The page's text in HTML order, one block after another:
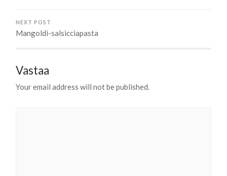
NEXT POST
Mangoldi-salsicciapasta
Vastaa
Your email address will not be published.